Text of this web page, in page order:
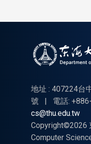
地址 : 407224台
號
| 電話:
cs@thu.edu.tw
Copyright©2026
Computer